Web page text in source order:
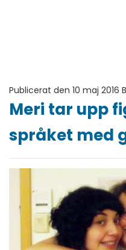
Publicerat den 10 maj 2016
Meri tar upp
språket med